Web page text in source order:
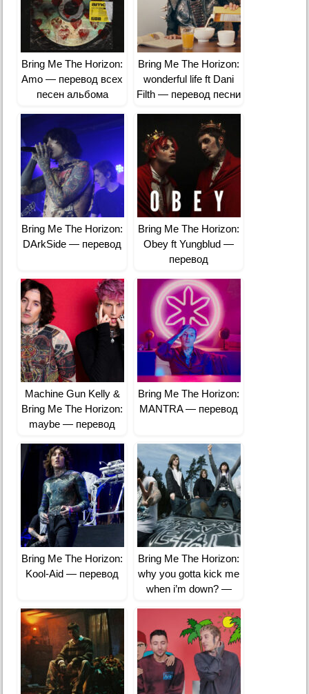
Bring Me The Horizon:
Amo — перевод всех
песен альбома
Bring Me The Horizon:
wonderful life ft Dani
Filth — перевод песни
Bring Me The Horizon:
DArkSide — перевод
Bring Me The Horizon:
Obey ft Yungblud —
перевод
Machine Gun Kelly &
Bring Me The Horizon:
maybe — перевод
Bring Me The Horizon:
MANTRA — перевод
Bring Me The Horizon:
Kool-Aid — перевод
Bring Me The Horizon:
why you gotta kick me
when i’m down? —